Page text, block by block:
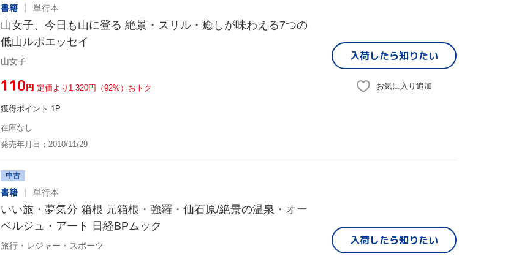
書籍 単行本
山女子、今日も山に登る 絶景・スリル・癒しが味わえる7つの
低山ルポエッセイ
山女子
¥110円 定価より1,320円（92%）おトク
獲得ポイント 1P
在庫なし
発売年月日：2010/11/29
入荷したら知りたい
お気に入り追加
中古
書籍 単行本
いい旅・夢気分 箱根 元箱根・強羅・仙石原/絶景の温泉・オー
ベルジュ・アート 日経BPムック
旅行・レジャー・スポーツ 入荷したら知りたい